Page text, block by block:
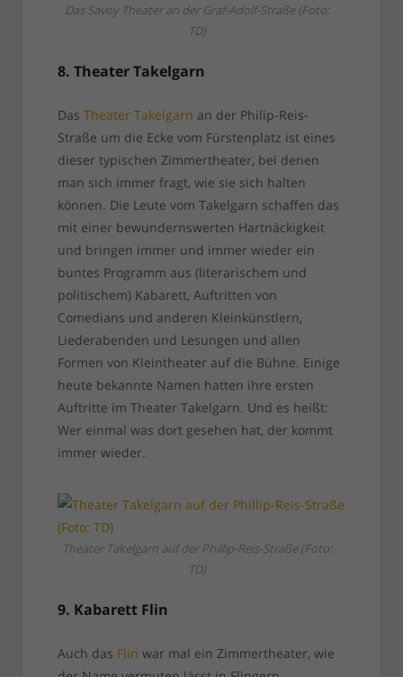
Das Savoy Theater an der Graf-Adolf-Straße (Foto:
TD)
8. Theater Takelgarn
Das Theater Takelgarn an der Philip-Reis-
Straße um die Ecke vom Fürstenplatz ist eines
dieser typischen Zimmertheater, bei denen
man sich immer fragt, wie sie sich halten
können. Die Leute vom Takelgarn schaffen das
mit einer bewundernswerten Hartnäckigkeit
und bringen immer und immer wieder ein
buntes Programm aus (literarischem und
politischem) Kabarett, Auftritten von
Comedians und anderen Kleinkünstlern,
Liederabenden und Lesungen und allen
Formen von Kleintheater auf die Bühne. Einige
heute bekannte Namen hatten ihre ersten
Auftritte im Theater Takelgarn. Und es heißt:
Wer einmal was dort gesehen hat, der kommt
immer wieder.
Theater Takelgarn auf der Phillip-Reis-Straße (Foto:
TD)
9. Kabarett Flin
Auch das Flin war mal ein Zimmertheater, wie